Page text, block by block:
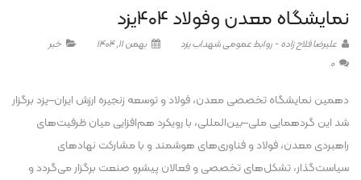
نمایشگاه معدن وفولاد 404یزد
علیرضا فلاح زاده - روابط عمومی شهداب یزد بهمن 11, 1404
خبر
0
دهمین نمایشگاه تخصصی معدن، فولاد و توسعه زنجیره ارزش ایران–یزد برگزار
شد این گردهمایی ملی–بین‌المللی، با رویکرد هم‌افزایی میان ظرفیت‌های
راهبردی معدن، فولاد و فناوری‌های هوشمند و با مشارکت نهادهای
سیاست‌گذار، تشکل‌های تخصصی و فعالان پیشرو صنعت برگزار می‌گردد و